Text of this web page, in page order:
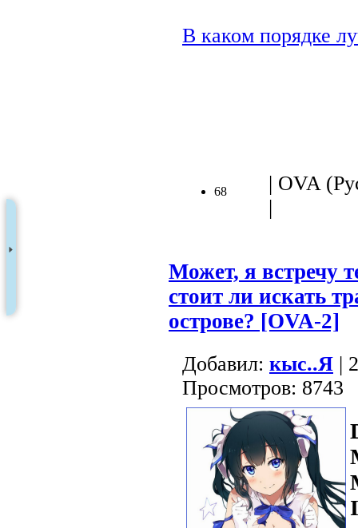
В каком порядке
68
| OVA
|
Может, я встречу
стоит ли искать
острове? [OVA-2]
Добавил: кыс..Я |
Просмотров: 8743